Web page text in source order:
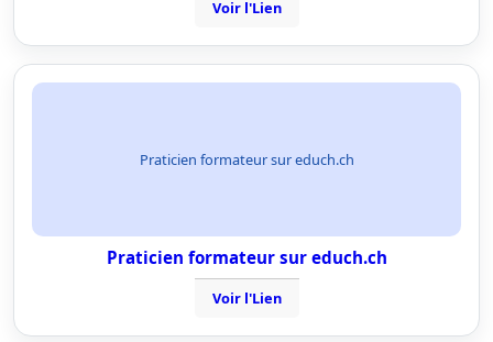
Voir l'Lien
Praticien formateur sur educh.ch
Praticien formateur sur educh.ch
Voir l'Lien